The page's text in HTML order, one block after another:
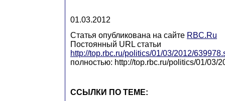
01.03.2012
Статья опубликована на сайте RBC.Ru
Постоянный URL статьи
http://top.rbc.ru/politics/01/03/2012/
полностью: http://top.rbc.ru/politics/01/03/
ССЫЛКИ ПО ТЕМЕ: